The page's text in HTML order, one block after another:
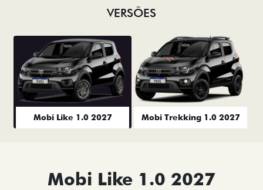
VERSÕES
Mobi Like 1.0 2027 Mobi Trekking 1.0 2027
Mobi Like 1.0 2027